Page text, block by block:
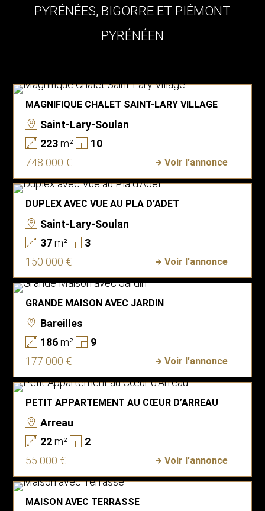
PYRÉNÉES, BIGORRE ET PIÉMONT
PYRÉNÉEN
MAGNIFIQUE CHALET SAINT-LARY VILLAGE
Saint-Lary-Soulan
223m²
10
748 000 €
Voir l'annonce
DUPLEX AVEC VUE AU PLA D’ADET
Saint-Lary-Soulan
37m²
3
150 000 €
Voir l'annonce
GRANDE MAISON AVEC JARDIN
Bareilles
186m²
9
177 000 €
Voir l'annonce
PETIT APPARTEMENT AU CŒUR D’ARREAU
Arreau
22m²
2
55 000 €
Voir l'annonce
MAISON AVEC TERRASSE